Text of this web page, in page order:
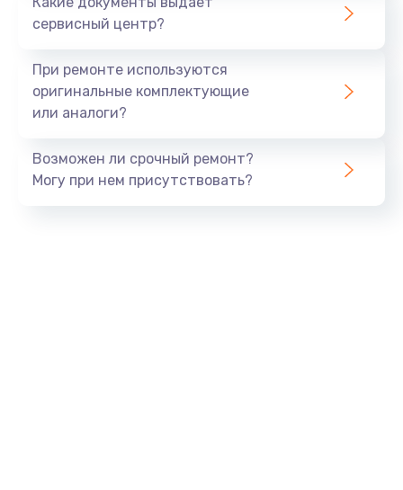
сервисный центр?
При ремонте используются
оригинальные комплектующие
или аналоги?
Возможен ли срочный ремонт?
Могу при нем присутствовать?